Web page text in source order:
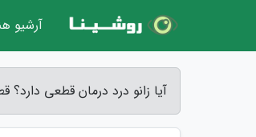
آیا زانو درد درمان قطعی
آرشیو